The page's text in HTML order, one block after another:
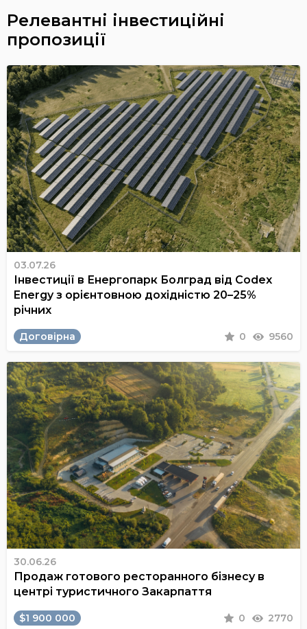
Релевантні інвестиційні
пропозиції
03.07.26
Інвестиції в Енергопарк Болград від Codex
Energy з орієнтовною дохідністю 20–25%
річних
Договірна 0 9560
30.06.26
Продаж готового ресторанного бізнесу в
центрі туристичного Закарпаття
$1 900 000 0 2770